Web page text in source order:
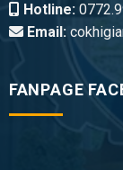
Hotline:
Email:
FANPAGE